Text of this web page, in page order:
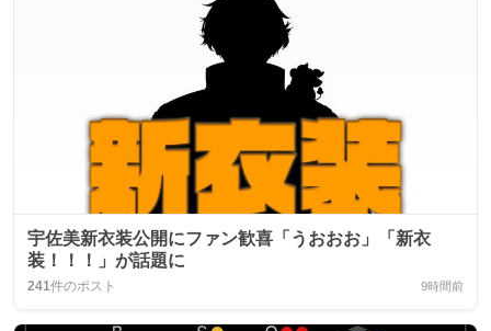
宇佐美新衣装公開にファン歓喜「うおおお」「新衣
装！！！」が話題に
241件のポスト 9時間前